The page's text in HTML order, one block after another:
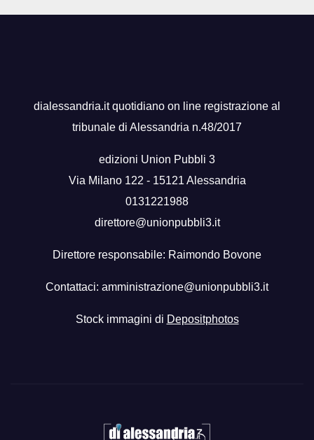
dialessandria.it quotidiano on line registrazione al
tribunale di Alessandria n.48/2017
edizioni Union Pubbli 3
Via Milano 122 - 15121 Alessandria
0131221988
direttore@unionpubbli3.it
Direttore responsabile: Raimondo Bovone
Contattaci: amministrazione@unionpubbli3.it
Stock immagini di Depositphotos